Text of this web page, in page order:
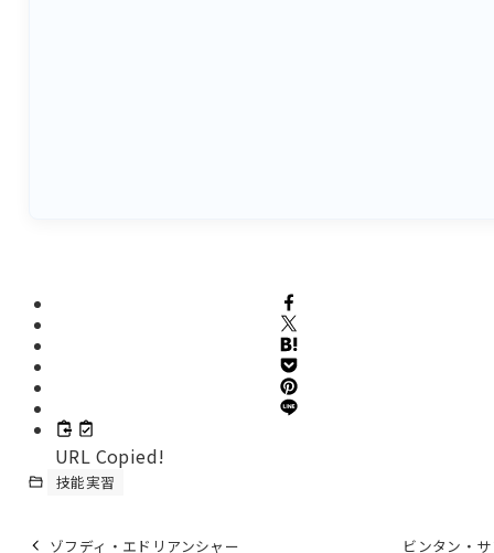
URL Copied!
技能実習
ゾフディ・エドリアンシャー ビンタン・